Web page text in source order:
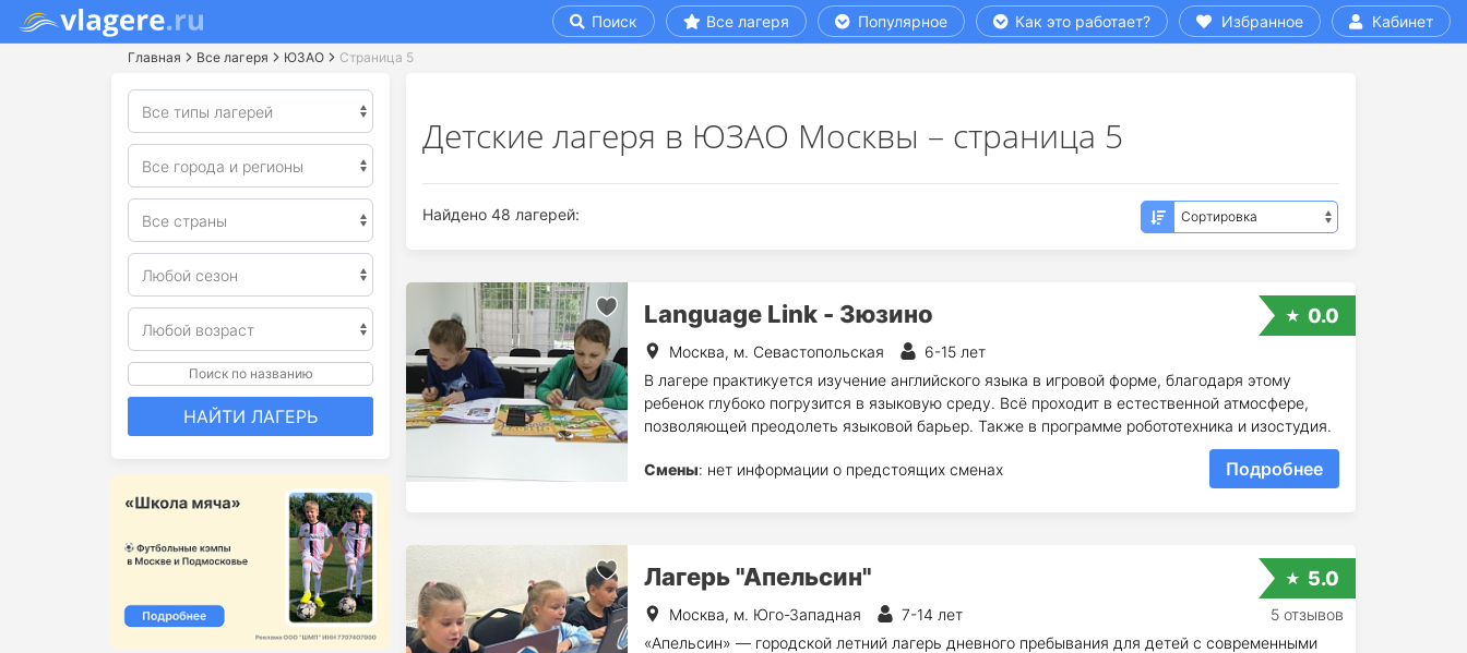
Поиск Все лагеря Популярное Как это работает? Избранное Кабинет
Главная Все лагеря ЮЗАО Страница 5
Поиск по названию
НАЙТИ ЛАГЕРЬ
Детские лагеря в ЮЗАО Москвы – страница 5
Найдено 48 лагерей:
Language Link - Зюзино
Москва, м. Севастопольская
6-15 лет
В лагере практикуется изучение английского языка в игровой форме, благодаря этому
ребенок глубоко погрузится в языковую среду. Всё проходит в естественной атмосфере,
позволяющей преодолеть языковой барьер. Также в программе робототехника и изостудия.
Смены: нет информации о предстоящих сменах Подробнее
0.0
Лагерь "Апельсин"
Москва, м. Юго-Западная
7-14 лет
«Апельсин» — городской летний лагерь дневного пребывания для детей c современными
5.0
5 отзывов